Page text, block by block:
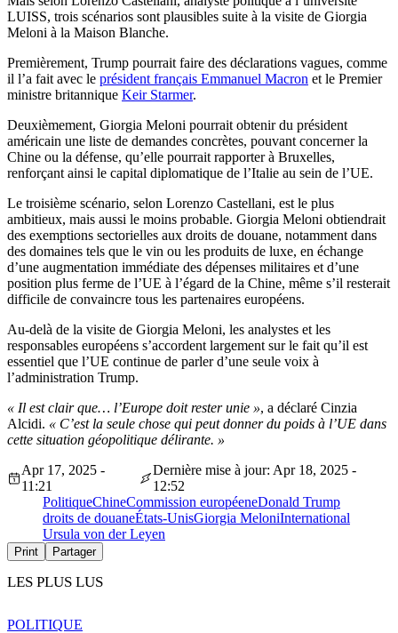
LUISS, trois scénarios sont plausibles suite à la visite de Giorgia
Meloni à la Maison Blanche.
Premièrement, Trump pourrait faire des déclarations vagues, comme
il l’a fait avec le président français Emmanuel Macron et le Premier
ministre britannique Keir Starmer.
Deuxièmement, Giorgia Meloni pourrait obtenir du président
américain une liste de demandes concrètes, pouvant concerner la
Chine ou la défense, qu’elle pourrait rapporter à Bruxelles,
renforçant ainsi le capital diplomatique de l’Italie au sein de l’UE.
Le troisième scénario, selon Lorenzo Castellani, est le plus
ambitieux, mais aussi le moins probable. Giorgia Meloni obtiendrait
des exemptions sectorielles aux droits de douane, notamment dans
des domaines tels que le vin ou les produits de luxe, en échange
d’une augmentation immédiate des dépenses militaires et d’une
position plus ferme de l’UE à l’égard de la Chine, même s’il resterait
difficile de convaincre tous les partenaires européens.
Au-delà de la visite de Giorgia Meloni, les analystes et les
responsables européens s’accordent largement sur le fait qu’il est
essentiel que l’UE continue de parler d’une seule voix à
l’administration Trump.
« Il est clair que… l’Europe doit rester unie », a déclaré Cinzia
Alcidi. « C’est la seule chose qui peut donner du poids à l’UE dans
cette situation géopolitique délirante. »
Apr 17, 2025 -
11:21
Dernière mise à jour: Apr 18, 2025 -
12:52
PolitiqueChineCommission européeneDonald Trump
droits de douaneÉtats-UnisGiorgia MeloniInternational
Ursula von der Leyen
Print Partager
LES PLUS LUS
POLITIQUE